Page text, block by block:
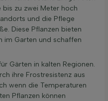
zu zwei Meter hoch
und die Pflege
Diese Pflanzen bieten
im Garten und schaffen
Gärten in kalten Regionen.
ihre Frostresistenz aus
wenn die Temperaturen
Pflanzen können